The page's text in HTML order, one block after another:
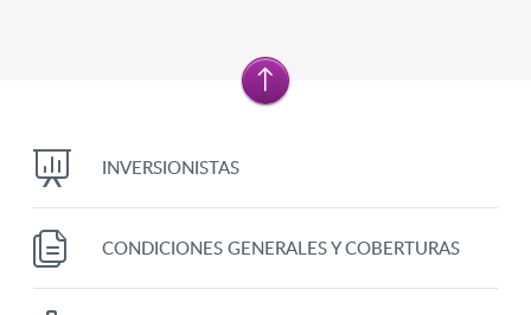
INVERSIONISTAS
CONDICIONES GENERALES Y COBERTURAS